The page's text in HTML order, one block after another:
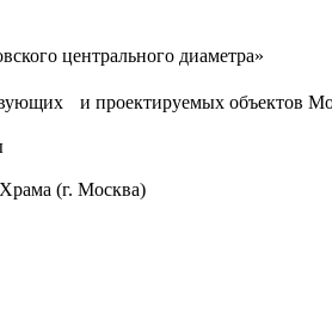
центрального диаметра»
и проектируемых объектов
(г. Москва)